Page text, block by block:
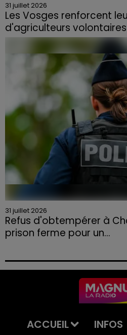
31 juillet 2026
Les Vosges renforcent
d'agriculteurs volontaires
Face à la sécheresse et aux
la Chambre d'agriculture des
aux agriculteurs volontaires
31 juillet 2026
Refus d'obtempérer à
prison ferme pour un...
permis et la confiscation de
ACCUEIL INFOS